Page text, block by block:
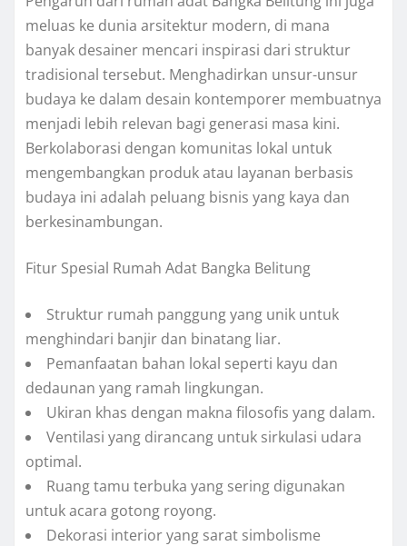
meluas ke dunia arsitektur modern, di mana
banyak desainer mencari inspirasi dari struktur
tradisional tersebut. Menghadirkan unsur-unsur
budaya ke dalam desain kontemporer membuatnya
menjadi lebih relevan bagi generasi masa kini.
Berkolaborasi dengan komunitas lokal untuk
mengembangkan produk atau layanan berbasis
budaya ini adalah peluang bisnis yang kaya dan
berkesinambungan.
Fitur Spesial Rumah Adat Bangka Belitung
Struktur rumah panggung yang unik untuk
menghindari banjir dan binatang liar.
Pemanfaatan bahan lokal seperti kayu dan
dedaunan yang ramah lingkungan.
Ukiran khas dengan makna filosofis yang dalam.
Ventilasi yang dirancang untuk sirkulasi udara
optimal.
Ruang tamu terbuka yang sering digunakan
untuk acara gotong royong.
Dekorasi interior yang sarat simbolisme